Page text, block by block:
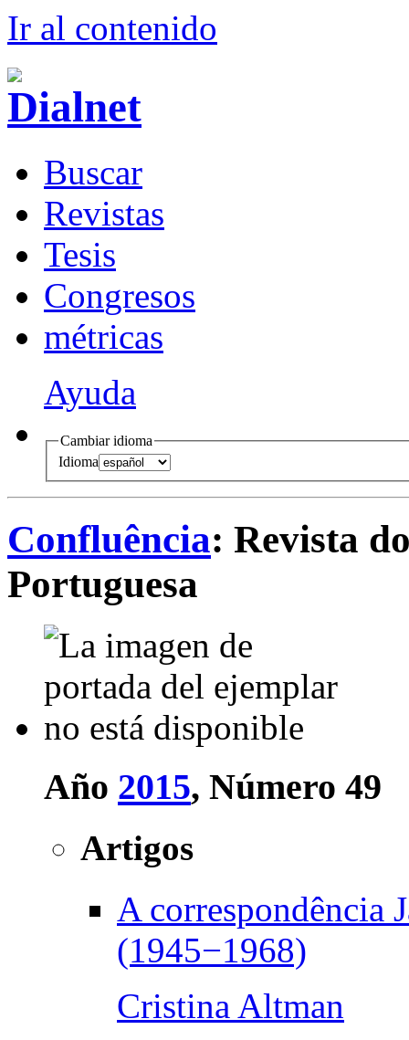
Ir al contenido
Buscar
Revistas
Tesis
Congresos
métricas
Ayuda
Cambiar idioma
Idioma
Confluência: Revista
Portuguesa
Año 2015, Número 49
Artigos
A correspondência
(1945−1968)
Cristina Altman